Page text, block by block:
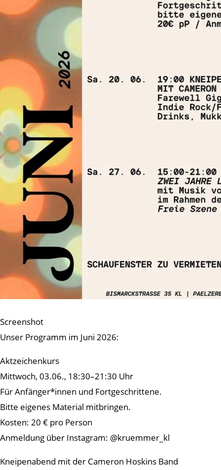
Screenshot
Unser Programm im Juni 2026:
Aktzeichenkurs
Mittwoch, 03.06., 18:30–21:30 Uhr
Für Anfänger*innen und Fortgeschrittene.
Bitte eigenes Material mitbringen.
Kosten: 20 € pro Person
Anmeldung über Instagram: @kruemmer_kl
Kneipenabend mit der Cameron Hoskins Band